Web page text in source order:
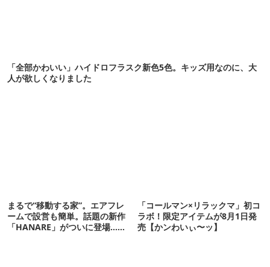
「全部かわいい」ハイドロフラスク新色5色。キッズ用なのに、大
人が欲しくなりました
まるで“移動する家”。エアフレ
ームで設営も簡単。話題の新作
「HANARE」がついに登場…！
「コールマン×リラックマ」初コ
ラボ！限定アイテムが8月1日発
売【かンわいぃ〜ッ】